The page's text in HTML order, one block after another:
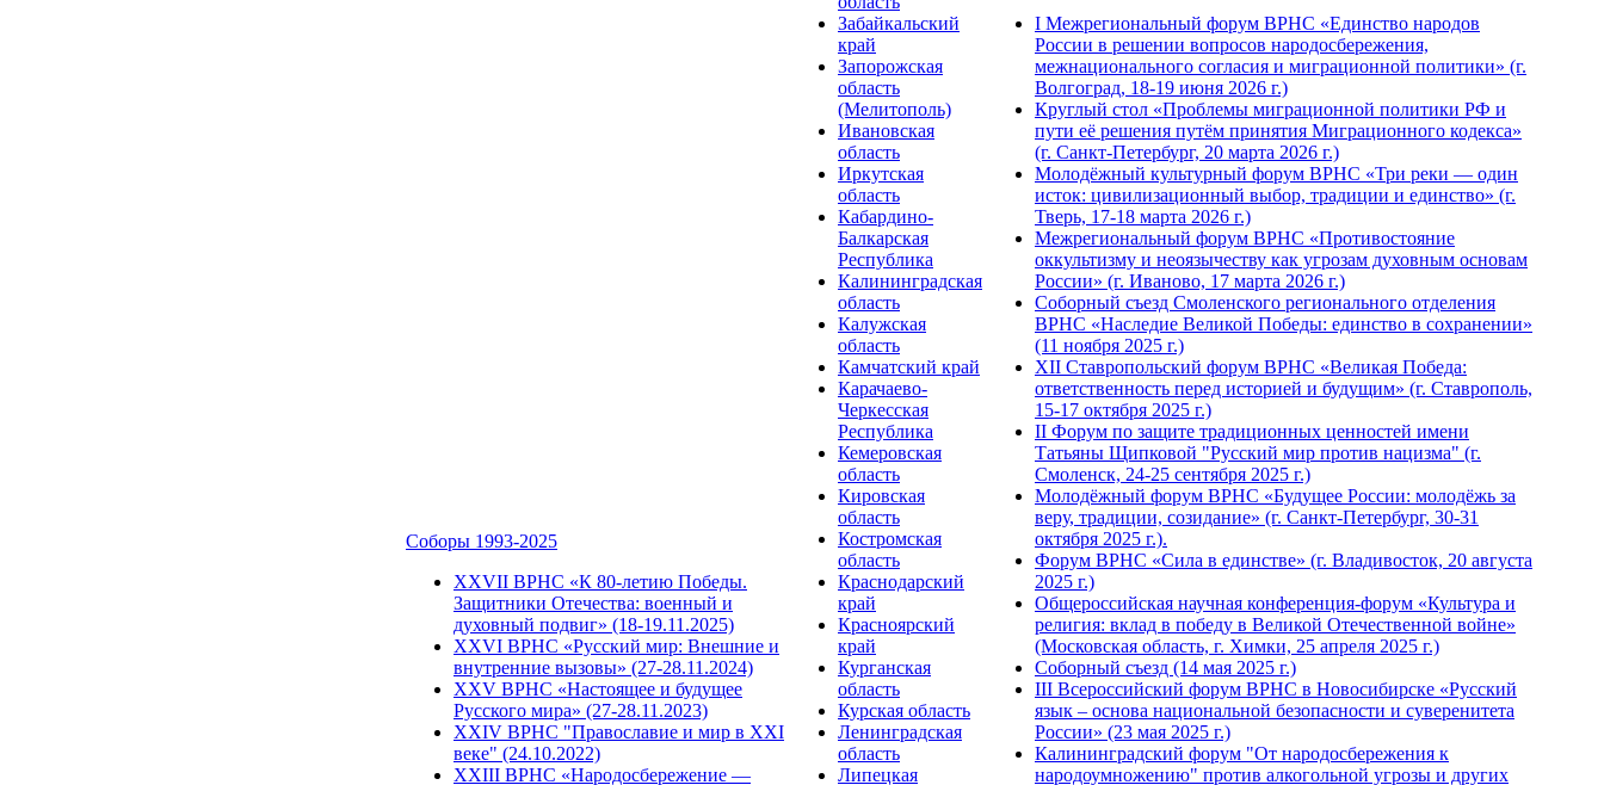
Соборы 1993-2025
ХХVII ВРНС «К 80-летию Победы.
Защитники Отечества: военный и
духовный подвиг» (18-19.11.2025)
XXVI ВРНС «Русский мир: Внешние и
внутренние вызовы» (27-28.11.2024)
XXV ВРНС «Настоящее и будущее
Русского мира» (27-28.11.2023)
XXIV ВРНС "Православие и мир в XXI
веке" (24.10.2022)
XXIII ВРНС «Народосбережение —
Забайкальский
край
Запорожская
область
(Мелитополь)
Ивановская
область
Иркутская
область
Кабардино-
Балкарская
Республика
Калининградская
область
Калужская
область
Камчатский край
Карачаево-
Черкесская
Республика
Кемеровская
область
Кировская
область
Костромская
область
Краснодарский
край
Красноярский
край
Курганская
область
Курская область
Ленинградская
область
Липецкая
I Межрегиональный форум ВРНС «Единство народов
России в решении вопросов народосбережения,
межнационального согласия и миграционной политики» (г.
Волгоград, 18-19 июня 2026 г.)
Круглый стол «Проблемы миграционной политики РФ и
пути её решения путём принятия Миграционного кодекса»
(г. Санкт-Петербург, 20 марта 2026 г.)
Молодёжный культурный форум ВРНС «Три реки — один
исток: цивилизационный выбор, традиции и единство» (г.
Тверь, 17-18 марта 2026 г.)
Межрегиональный форум ВРНС «Противостояние
оккультизму и неоязычеству как угрозам духовным основам
России» (г. Иваново, 17 марта 2026 г.)
Соборный съезд Смоленского регионального отделения
ВРНС «Наследие Великой Победы: единство в сохранении»
(11 ноября 2025 г.)
XII Ставропольский форум ВРНС «Великая Победа:
ответственность перед историей и будущим» (г. Ставрополь,
15-17 октября 2025 г.)
II Форум по защите традиционных ценностей имени
Татьяны Щипковой "Русский мир против нацизма" (г.
Смоленск, 24-25 сентября 2025 г.)
Молодёжный форум ВРНС «Будущее России: молодёжь за
веру, традиции, созидание» (г. Санкт-Петербург, 30-31
октября 2025 г.).
Форум ВРНС «Сила в единстве» (г. Владивосток, 20 августа
2025 г.)
Общероссийская научная конференция-форум «Культура и
религия: вклад в победу в Великой Отечественной войне»
(Московская область, г. Химки, 25 апреля 2025 г.)
Соборный съезд (14 мая 2025 г.)
III Всероссийский форум ВРНС в Новосибирске «Русский
язык – основа национальной безопасности и суверенитета
России» (23 мая 2025 г.)
Калининградский форум "От народосбережения к
народоумножению" против алкогольной угрозы и других